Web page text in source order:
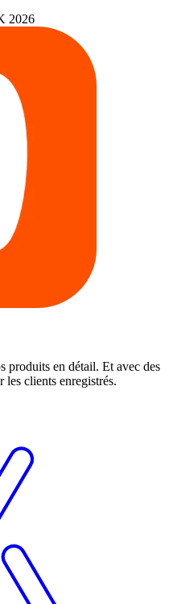
produits en détail. Et avec des
les clients enregistrés.